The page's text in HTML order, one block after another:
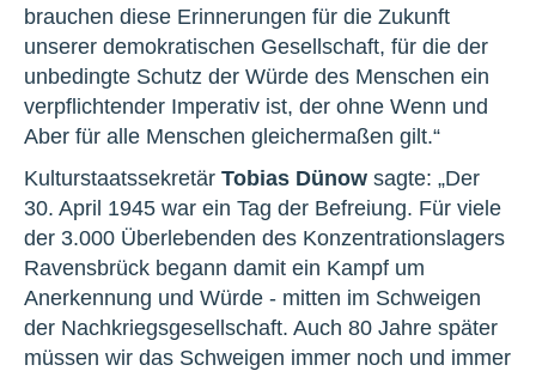
brauchen diese Erinnerungen für die Zukunft
unserer demokratischen Gesellschaft, für die der
unbedingte Schutz der Würde des Menschen ein
verpflichtender Imperativ ist, der ohne Wenn und
Aber für alle Menschen gleichermaßen gilt.“
Kulturstaatssekretär Tobias Dünow sagte: „Der
30. April 1945 war ein Tag der Befreiung. Für viele
der 3.000 Überlebenden des Konzentrationslagers
Ravensbrück begann damit ein Kampf um
Anerkennung und Würde - mitten im Schweigen
der Nachkriegsgesellschaft. Auch 80 Jahre später
müssen wir das Schweigen immer noch und immer